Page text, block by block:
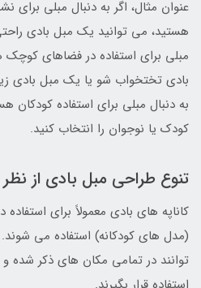
عنوان مثال، اگر به دنبال مبلی
هستید، می توانید یک مبل بادی
مبلی برای استفاده در فضاهای
بادی تختخواب شو یا یک مبل بادی
به دنبال مبلی برای استفاده
کودک یا نوجوان را انتخاب کنید.
تنوع طراحی مبل بادی از نظر
کاناپه های بادی معمولاً برای
(مدل های کودکانه) استفاده می
توانند در تمامی مکان های ذکر شده